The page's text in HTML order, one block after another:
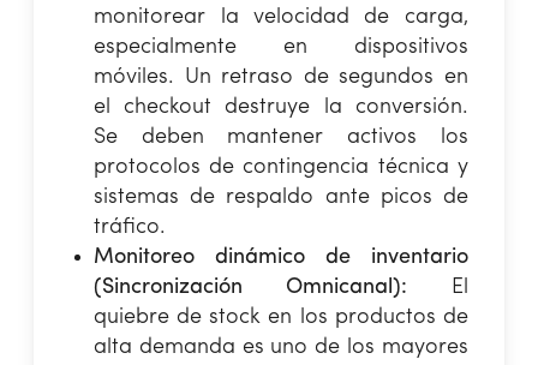
monitorear la velocidad de carga,
especialmente en dispositivos
móviles. Un retraso de segundos en
el checkout destruye la conversión.
Se deben mantener activos los
protocolos de contingencia técnica y
sistemas de respaldo ante picos de
tráfico.
Monitoreo dinámico de inventario
(Sincronización Omnicanal): El
quiebre de stock en los productos de
alta demanda es uno de los mayores